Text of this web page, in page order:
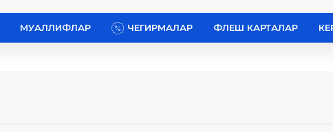
МУАЛЛИФЛАР ЧЕГИРМАЛАР ФЛЕШ КАРТАЛАР